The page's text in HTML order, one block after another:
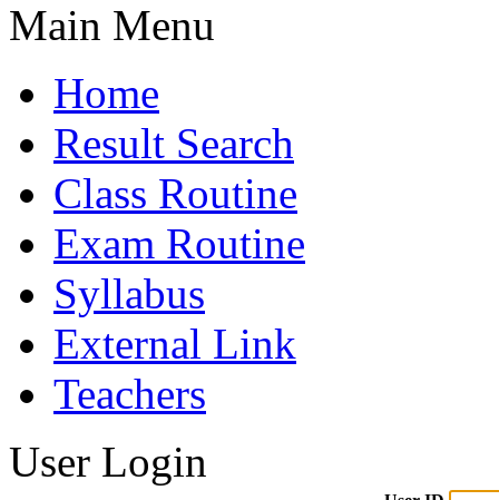
Main Menu
Home
Result Search
Class Routine
Exam Routine
Syllabus
External Link
Teachers
User Login